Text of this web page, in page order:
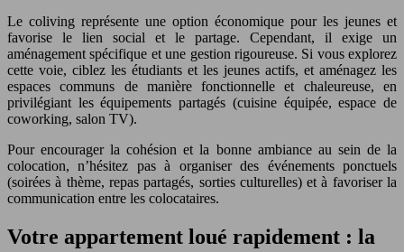
Le coliving représente une option économique pour les jeunes et
favorise le lien social et le partage. Cependant, il exige un
aménagement spécifique et une gestion rigoureuse. Si vous explorez
cette voie, ciblez les étudiants et les jeunes actifs, et aménagez les
espaces communs de manière fonctionnelle et chaleureuse, en
privilégiant les équipements partagés (cuisine équipée, espace de
coworking, salon TV).
Pour encourager la cohésion et la bonne ambiance au sein de la
colocation, n’hésitez pas à organiser des événements ponctuels
(soirées à thème, repas partagés, sorties culturelles) et à favoriser la
communication entre les colocataires.
Votre appartement loué rapidement : la